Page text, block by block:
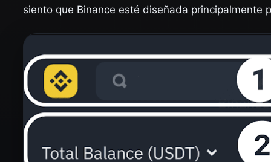
siento que Binance esté diseñada principalmente